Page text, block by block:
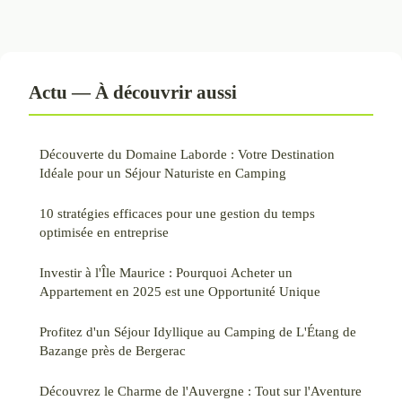
Actu — À découvrir aussi
Découverte du Domaine Laborde : Votre Destination
Idéale pour un Séjour Naturiste en Camping
10 stratégies efficaces pour une gestion du temps
optimisée en entreprise
Investir à l'Île Maurice : Pourquoi Acheter un
Appartement en 2025 est une Opportunité Unique
Profitez d'un Séjour Idyllique au Camping de L'Étang de
Bazange près de Bergerac
Découvrez le Charme de l'Auvergne : Tout sur l'Aventure